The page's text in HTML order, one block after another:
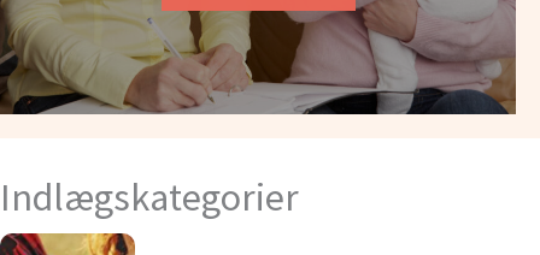
Indlægskategorier